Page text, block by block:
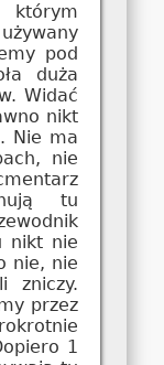
pod
duża
Widać
nikt
Nie ma
nie
tu
nikt nie
nie, nie
zniczy.
przez
1